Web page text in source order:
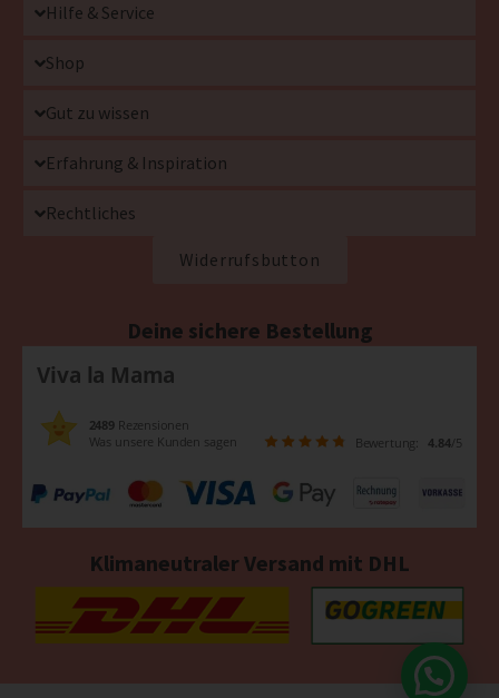
Hilfe & Service
Shop
Gut zu wissen
Erfahrung & Inspiration
Rechtliches
Widerrufsbutton
Deine sichere Bestellung
Viva la Mama
2489 Rezensionen
Was unsere Kunden sagen
Bewertung: 4.84/5
Klimaneutraler Versand mit DHL